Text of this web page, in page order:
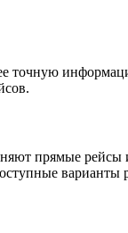
точную
прямые
варианты